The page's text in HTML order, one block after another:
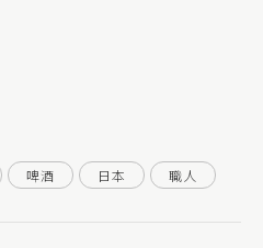
啤酒 日本 職人